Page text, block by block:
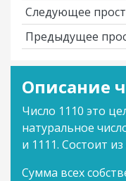
Следующее
Предыдущее
Описание
Число 1110 это
натуральное
и 1111. Состоит
Сумма всех